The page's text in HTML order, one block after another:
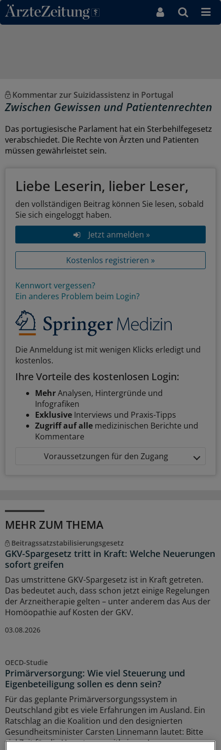
Direkt zum Inhaltsbereich
Kommentar zur Suizidassistenz in Portugal
Zwischen Gewissen und Patientenrechten
Das portugiesische Parlament hat ein Sterbehilfegesetz
verabschiedet. Die Rechte von Ärzten und Patienten
müssen gewährleistet sein.
Liebe Leserin, lieber Leser,
den vollständigen Beitrag können Sie lesen, sobald
Sie sich eingeloggt haben.
Jetzt anmelden »
Kostenlos registrieren »
Kennwort vergessen?
Ein anderes Problem beim Login?
Die Anmeldung ist mit wenigen Klicks erledigt und
kostenlos.
Ihre Vorteile des kostenlosen Login:
MehrAnalysen, Hintergründe und
Infografiken
Exklusive Interviews und Praxis-Tipps
Zugriff auf alle medizinischen Berichte und
Kommentare
Voraussetzungen für den Zugang
MEHR ZUM THEMA
Beitragssatzstabilisierungsgesetz
GKV-Spargesetz tritt in Kraft: Welche Neuerungen
sofort greifen
Das umstrittene GKV-Spargesetz ist in Kraft getreten.
Das bedeutet auch, dass schon jetzt einige Regelungen
der Arzneitherapie gelten – unter anderem das Aus der
Homöopathie auf Kosten der GKV.
03.08.2026
OECD-Studie
Primärversorgung: Wie viel Steuerung und
Eigenbeteiligung sollen es denn sein?
Für das geplante Primärversorgungssystem in
Deutschland gibt es viele Erfahrungen im Ausland. Ein
Ratschlag an die Koalition und den designierten
Gesundheitsminister Carsten Linnemann lautet: Bitte
viel Zeit für die Umsetzung mitbringen!